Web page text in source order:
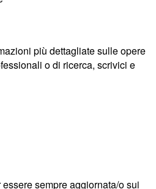
più dettagliate sulle opere
o di ricerca, scrivici e
sempre aggiornata/o sui